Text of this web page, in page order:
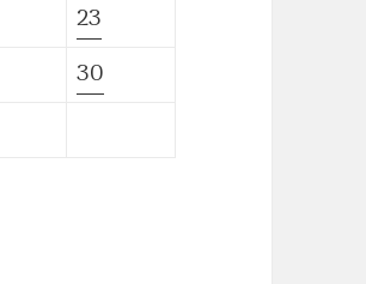
23
30